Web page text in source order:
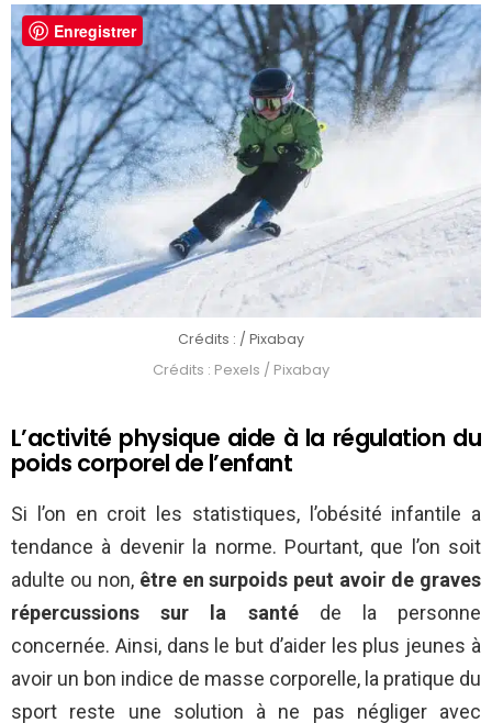
Crédits : / Pixabay
Crédits : Pexels / Pixabay
L’activité physique aide à la régulation du
poids corporel de l’enfant
Si l’on en croit les statistiques, l’obésité infantile a
tendance à devenir la norme. Pourtant, que l’on soit
adulte ou non, être en surpoids peut avoir de graves
répercussions sur la santéde la personne
concernée. Ainsi, dans le but d’aider les plus jeunes à
avoir un bon indice de masse corporelle, la pratique du
sport reste une solution à ne pas négliger avec
Enregistrer